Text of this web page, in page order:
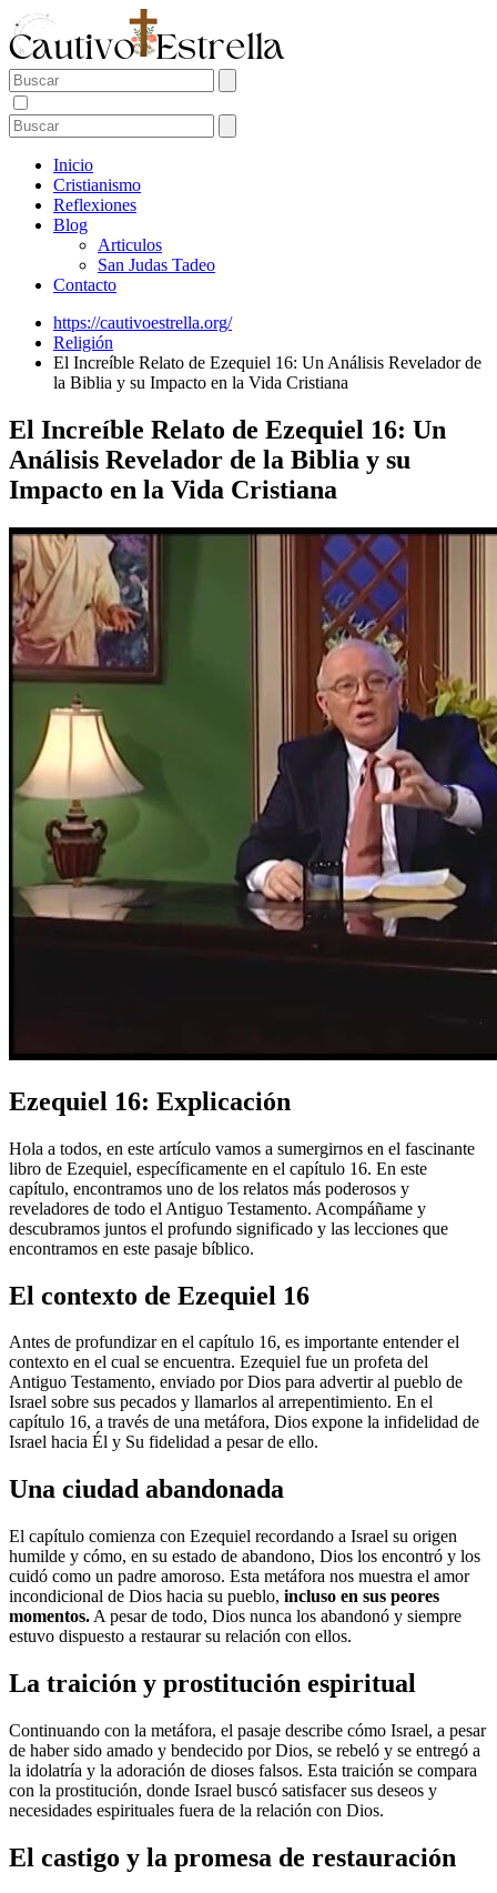
Inicio
Cristianismo
Reflexiones
Blog
Articulos
San Judas Tadeo
Contacto
https://cautivoestrella.org/
Religión
El Increíble Relato de Ezequiel 16: Un Análisis Revelador de
la Biblia y su Impacto en la Vida Cristiana
El Increíble Relato de Ezequiel 16: Un
Análisis Revelador de la Biblia y su
Impacto en la Vida Cristiana
Ezequiel 16: Explicación
Hola a todos, en este artículo vamos a sumergirnos en el fascinante
libro de Ezequiel, específicamente en el capítulo 16. En este
capítulo, encontramos uno de los relatos más poderosos y
reveladores de todo el Antiguo Testamento. Acompáñame y
descubramos juntos el profundo significado y las lecciones que
encontramos en este pasaje bíblico.
El contexto de Ezequiel 16
Antes de profundizar en el capítulo 16, es importante entender el
contexto en el cual se encuentra. Ezequiel fue un profeta del
Antiguo Testamento, enviado por Dios para advertir al pueblo de
Israel sobre sus pecados y llamarlos al arrepentimiento. En el
capítulo 16, a través de una metáfora, Dios expone la infidelidad de
Israel hacia Él y Su fidelidad a pesar de ello.
Una ciudad abandonada
El capítulo comienza con Ezequiel recordando a Israel su origen
humilde y cómo, en su estado de abandono, Dios los encontró y los
cuidó como un padre amoroso. Esta metáfora nos muestra el amor
incondicional de Dios hacia su pueblo, incluso en sus peores
momentos. A pesar de todo, Dios nunca los abandonó y siempre
estuvo dispuesto a restaurar su relación con ellos.
La traición y prostitución espiritual
Continuando con la metáfora, el pasaje describe cómo Israel, a pesar
de haber sido amado y bendecido por Dios, se rebeló y se entregó a
la idolatría y la adoración de dioses falsos. Esta traición se compara
con la prostitución, donde Israel buscó satisfacer sus deseos y
necesidades espirituales fuera de la relación con Dios.
El castigo y la promesa de restauración